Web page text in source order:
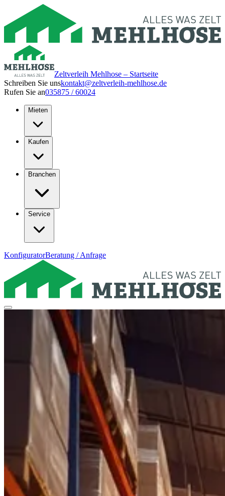
Zeltverleih Mehlhose – Startseite
Schreiben Sie unskontakt@zeltverleih-mehlhose.de
Rufen Sie an035875 / 60024
Mieten
Kaufen
Branchen
Service
KonfiguratorBeratung / Anfrage